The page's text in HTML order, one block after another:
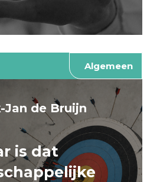
Algemeen
Jan de Bruijn
is dat